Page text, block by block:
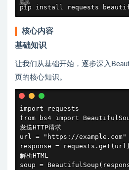
pip install requests
核心内容
基础知识
让我们从基础开始，逐步深入
页的核心知识。
import requests
from bs4 import
发送HTTP请求
url = "https://example.com"
response = requests.get(url)
解析HTML
soup =